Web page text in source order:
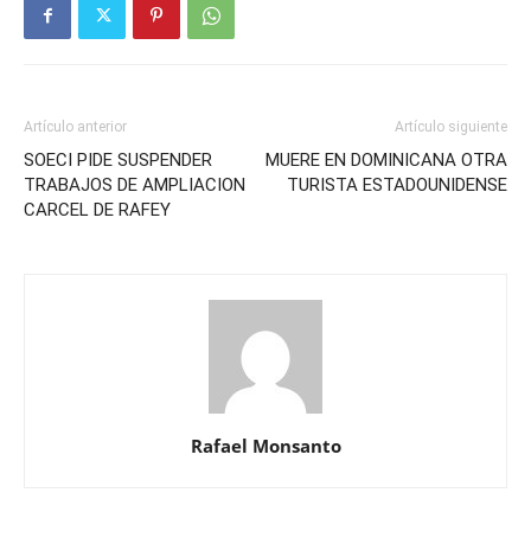
Artículo anterior
SOECI PIDE SUSPENDER
TRABAJOS DE AMPLIACION
CARCEL DE RAFEY
Artículo siguiente
MUERE EN DOMINICANA OTRA
TURISTA ESTADOUNIDENSE
Rafael Monsanto